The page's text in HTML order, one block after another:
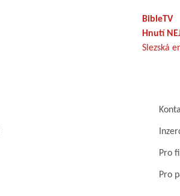
BibleTV
Hnutí
Slezská
Pro
Pro